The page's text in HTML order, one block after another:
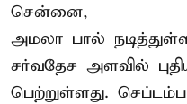
சென்னை,
அமலா பால்
சர்வதேச அளவில்
பெற்றுள்ளது.